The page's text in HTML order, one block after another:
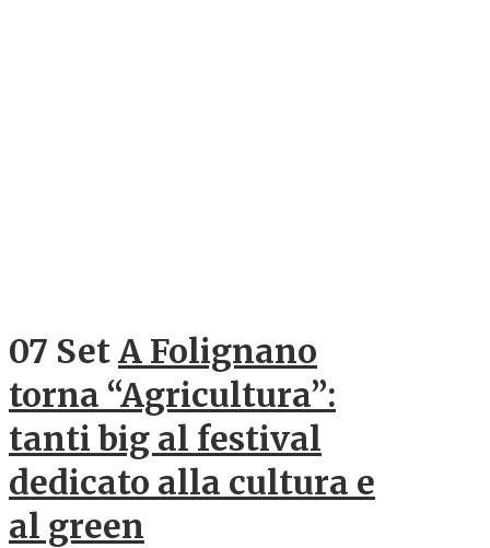
07 SetA Folignano
torna “Agricultura”:
tanti big al festival
dedicato alla cultura e
al green